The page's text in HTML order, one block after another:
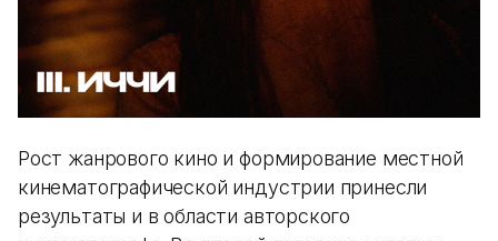
Рост жанрового кино и формирование местной
кинематографической индустрии принесли
результаты и в области авторского